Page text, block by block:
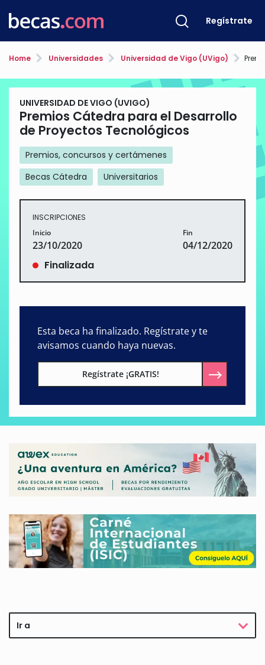
Regístrate
Home Universidades Universidad de Vigo (UVigo) Premios
UNIVERSIDAD DE VIGO (UVIGO)
Premios Cátedra para el Desarrollo
de Proyectos Tecnológicos
Premios, concursos y certámenes
Becas Cátedra
Universitarios
INSCRIPCIONES
Inicio
23/10/2020
Fin
04/12/2020
Finalizada
Esta beca ha finalizado. Regístrate y te
avisamos cuando haya nuevas.
Regístrate ¡GRATIS!
Ir a